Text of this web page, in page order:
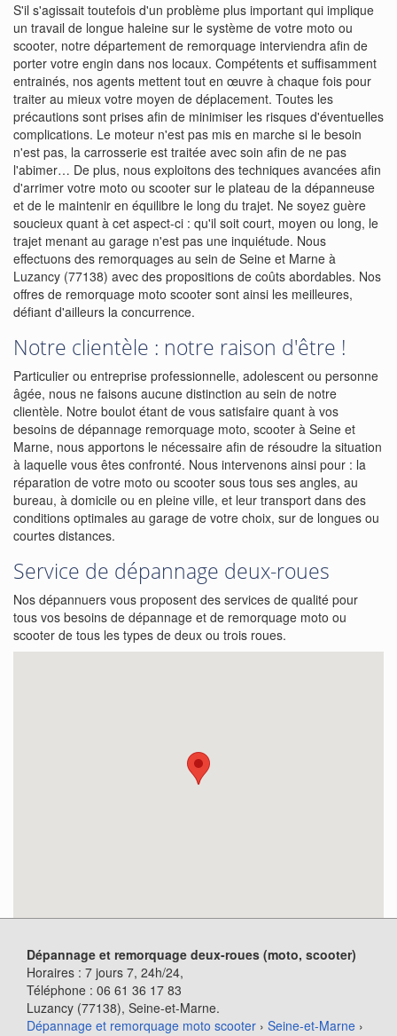
S'il s'agissait toutefois d'un problème plus important qui implique
un travail de longue haleine sur le système de votre moto ou
scooter, notre département de remorquage interviendra afin de
porter votre engin dans nos locaux. Compétents et suffisamment
entrainés, nos agents mettent tout en œuvre à chaque fois pour
traiter au mieux votre moyen de déplacement. Toutes les
précautions sont prises afin de minimiser les risques d'éventuelles
complications. Le moteur n'est pas mis en marche si le besoin
n'est pas, la carrosserie est traitée avec soin afin de ne pas
l'abimer… De plus, nous exploitons des techniques avancées afin
d'arrimer votre moto ou scooter sur le plateau de la dépanneuse
et de le maintenir en équilibre le long du trajet. Ne soyez guère
soucieux quant à cet aspect-ci : qu'il soit court, moyen ou long, le
trajet menant au garage n'est pas une inquiétude. Nous
effectuons des remorquages au sein de Seine et Marne à
Luzancy (77138) avec des propositions de coûts abordables. Nos
offres de remorquage moto scooter sont ainsi les meilleures,
défiant d'ailleurs la concurrence.
Notre clientèle : notre raison d'être !
Particulier ou entreprise professionnelle, adolescent ou personne
âgée, nous ne faisons aucune distinction au sein de notre
clientèle. Notre boulot étant de vous satisfaire quant à vos
besoins de dépannage remorquage moto, scooter à Seine et
Marne, nous apportons le nécessaire afin de résoudre la situation
à laquelle vous êtes confronté. Nous intervenons ainsi pour : la
réparation de votre moto ou scooter sous tous ses angles, au
bureau, à domicile ou en pleine ville, et leur transport dans des
conditions optimales au garage de votre choix, sur de longues ou
courtes distances.
Service de dépannage deux-roues
Nos dépannuers vous proposent des services de qualité pour
tous vos besoins de dépannage et de remorquage moto ou
scooter de tous les types de deux ou trois roues.
Dépannage et remorquage deux-roues (moto, scooter)
Horaires : 7 jours 7, 24h/24,
Téléphone : 06 61 36 17 83
Luzancy (77138), Seine-et-Marne.
Dépannage et remorquage moto scooter › Seine-et-Marne ›